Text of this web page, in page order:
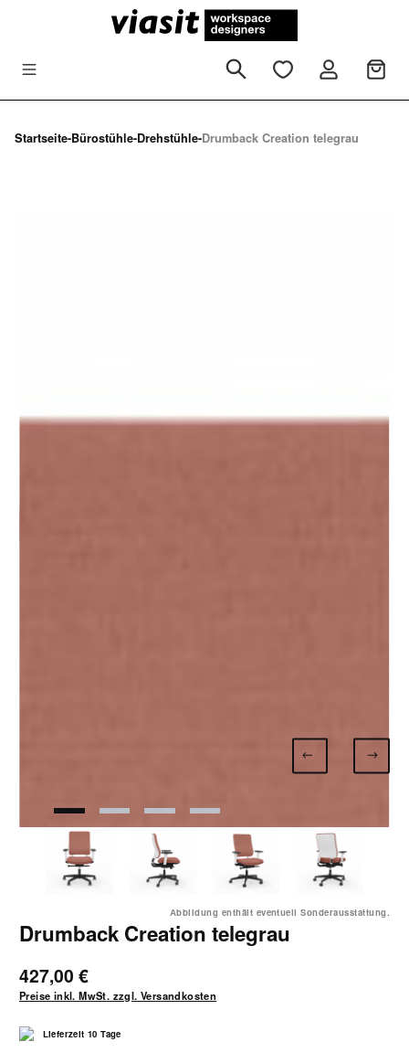
Zum Hauptinhalt springen
Startseite-Bürostühle-Drehstühle-Drumback Creation telegrau
Abbildung enthält eventuell Sonderausstattung.
Drumback Creation telegrau
427,00 €
Preise inkl. MwSt. zzgl. Versandkosten
Lieferzeit 10 Tage